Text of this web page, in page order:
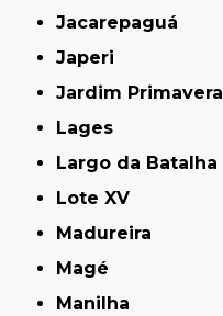
Jacarepaguá
Japeri
Jardim Primavera
Lages
Largo da Batalha
Lote XV
Madureira
Magé
Manilha